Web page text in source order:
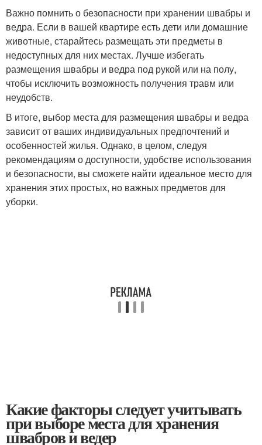
Важно помнить о безопасности при хранении швабры и
ведра. Если в вашей квартире есть дети или домашние
животные, старайтесь размещать эти предметы в
недоступных для них местах. Лучше избегать
размещения швабры и ведра под рукой или на полу,
чтобы исключить возможность получения травм или
неудобств.
В итоге, выбор места для размещения швабры и ведра
зависит от ваших индивидуальных предпочтений и
особенностей жилья. Однако, в целом, следуя
рекомендациям о доступности, удобстве использования
и безопасности, вы сможете найти идеальное место для
хранения этих простых, но важных предметов для
уборки.
Какие факторы следует учитывать
при выборе места для хранения
швабров и ведер